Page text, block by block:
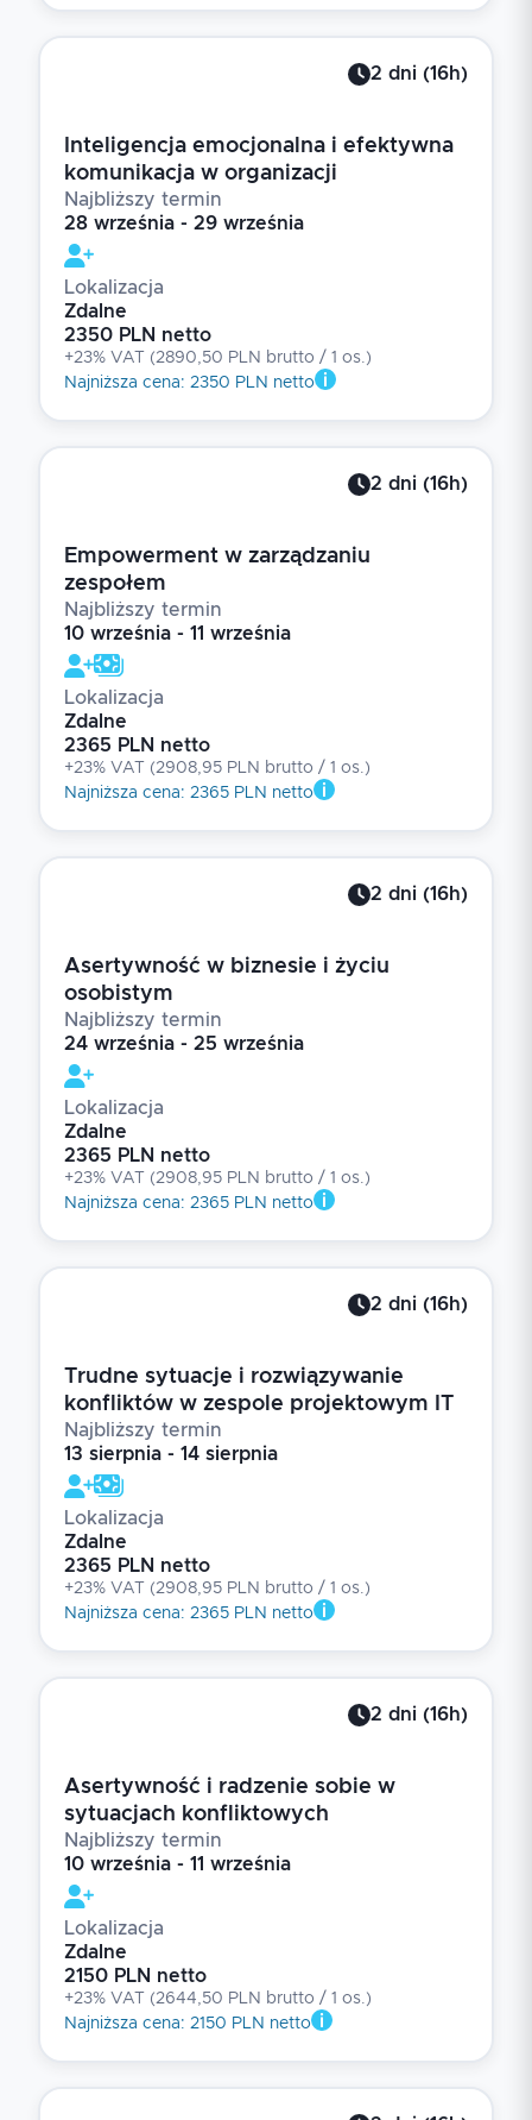
2 dni (16h)
Inteligencja emocjonalna i efektywna
komunikacja w organizacji
Najbliższy termin
28 września - 29 września
Lokalizacja
Zdalne
2350 PLN netto
+23% VAT (2890,50 PLN brutto / 1 os.)
Najniższa cena: 2350 PLN netto
2 dni (16h)
Empowerment w zarządzaniu
zespołem
Najbliższy termin
10 września - 11 września
Lokalizacja
Zdalne
2365 PLN netto
+23% VAT (2908,95 PLN brutto / 1 os.)
Najniższa cena: 2365 PLN netto
2 dni (16h)
Asertywność w biznesie i życiu
osobistym
Najbliższy termin
24 września - 25 września
Lokalizacja
Zdalne
2365 PLN netto
+23% VAT (2908,95 PLN brutto / 1 os.)
Najniższa cena: 2365 PLN netto
2 dni (16h)
Trudne sytuacje i rozwiązywanie
konfliktów w zespole projektowym IT
Najbliższy termin
13 sierpnia - 14 sierpnia
Lokalizacja
Zdalne
2365 PLN netto
+23% VAT (2908,95 PLN brutto / 1 os.)
Najniższa cena: 2365 PLN netto
2 dni (16h)
Asertywność i radzenie sobie w
sytuacjach konfliktowych
Najbliższy termin
10 września - 11 września
Lokalizacja
Zdalne
2150 PLN netto
+23% VAT (2644,50 PLN brutto / 1 os.)
Najniższa cena: 2150 PLN netto